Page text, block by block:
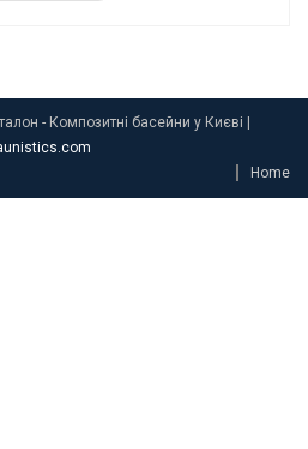
- Композитні басейни у Києві
Home